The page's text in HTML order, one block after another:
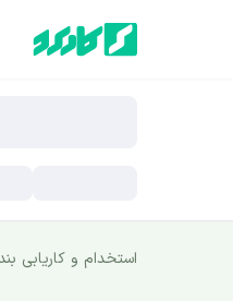
استخدام و کاریابی